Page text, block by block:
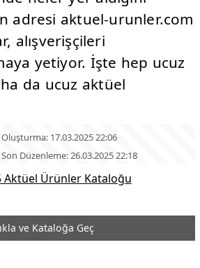
adresi aktuel-urunler.com
alışverişçileri
yetiyor. İşte hep ucuz
da ucuz aktüel
Oluşturma: 17.03.2025 22:06
Son Düzenleme: 26.03.2025 22:18
ve Kataloğa Geç